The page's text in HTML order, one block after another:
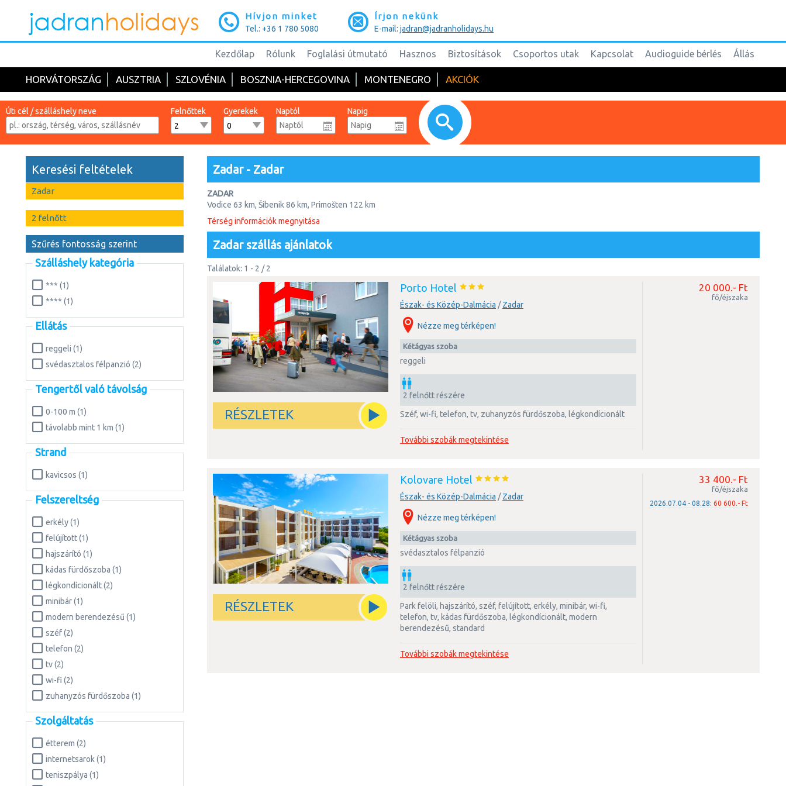
Hívjon minket
Tel.: +36 1 780 5080
Írjon nekünk
E-mail: jadran@jadranholidays.hu
Kezdőlap Rólunk Foglalási útmutató Hasznos Biztosítások Csoportos utak Kapcsolat Audioguide bérlés Állás
HORVÁTORSZÁG AUSZTRIA SZLOVÉNIA BOSZNIA-HERCEGOVINA MONTENEGRO AKCIÓK
Úti cél / szálláshely neve Felnőttek Gyerekek Naptól Napig
Keresési feltételek
Zadar
2 felnőtt
Szűrés fontosság szerint
Szálláshely kategória
*** (1)
**** (1)
Ellátás
reggeli (1)
svédasztalos félpanzió (2)
Tengertől való távolság
0-100 m (1)
távolabb mint 1 km (1)
Strand
kavicsos (1)
Felszereltség
erkély (1)
felújított (1)
hajszárító (1)
kádas fürdőszoba (1)
légkondícionált (2)
minibár (1)
modern berendezésű (1)
széf (2)
telefon (2)
tv (2)
wi-fi (2)
zuhanyzós fürdőszoba (1)
Szolgáltatás
étterem (2)
internetsarok (1)
teniszpálya (1)
Zadar - Zadar
ZADAR
Vodice 63 km, Šibenik 86 km, Primošten 122 km
Zadar - Budapest: 625 km
Zadar ősi mediterrán város és kikötő. Története még az antik időkbe nyúlik vissza, amely olyan kulturális-építészeti örökséggel dicsekedhet, mint az
Adria ezen oldalának legnagyobb feltárt római fóruma, a lenyűgöző románkori Szt. Donát, Szt. Anasztázia és a Szt. Krševan- templomok, valamint a világ
legkisebb székesegyházának tartott - a mindössze 36 lépés hosszú - Szt. Kereszt-templom a legősibb horvát királyi városnak számító Ninben.
A városfalakkal és bástyákkal körülölelt, félszigeten fekvő óvárosát az új városrészével a város jelképeként szolgáló híd köti össze. Óvárosa az ókorból,
a középkorból és reneszánsz korából származó régészeti és műemléki kincsek tárháza. Minderről számos szakrális és építészeti műemléke tanúskodik.
Zadarban épült meg 1396-ban Horvátország első egyeteme is. A város híres nevezetessége a tengeri orgona. Ez a különleges építmény a zadari
tengerparton található – Alfred Hitchcock szerint innét nézve a legszebb a napfelkelte.
Zadar tekintélyes kulturális és gazdasági város, amely ugyan egész éven át kiváló hely, ám mégis csak nyáron tárja fel összes báját.
Térség információk megnyitása
Zadar szállás ajánlatok
Találatok: 1 - 2 / 2
RÉSZLETEK
20 000.- Ft
fő/éjszaka
Porto Hotel
Észak- és Közép-Dalmácia /Zadar
Nézze meg térképen!
kétágyas szoba
reggeli
2 felnőtt részére
széf, wi-fi, telefon, tv, zuhanyzós fürdőszoba, légkondícionált
További szobák megtekintése
RÉSZLETEK
33 400.- Ft
fő/éjszaka
2026.07.04 - 08.28: 60 600.- Ft
Kolovare Hotel
Észak- és Közép-Dalmácia /Zadar
Nézze meg térképen!
kétágyas szoba
svédasztalos félpanzió
2 felnőtt részére
park felöli, hajszárító, széf, felújított, erkély, minibár, wi-fi,
telefon, tv, kádas fürdőszoba, légkondícionált, modern
berendezésű, standard
További szobák megtekintése